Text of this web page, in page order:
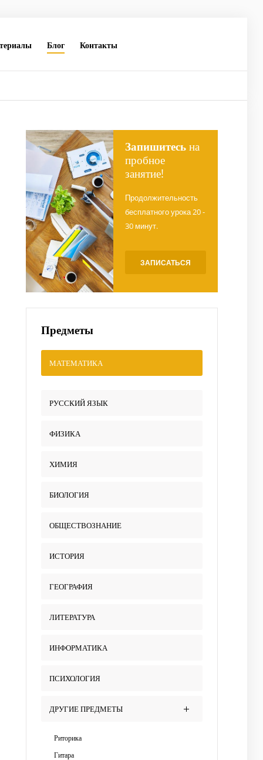
Блог Контакты
Запишитесьна
пробное
занятие!
Продолжительность
бесплатного урока 20 -
30 минут.
ЗАПИСАТЬСЯ
Предметы
МАТЕМАТИКА
РУССКИЙ ЯЗЫК
ФИЗИКА
ХИМИЯ
БИОЛОГИЯ
ОБЩЕСТВОЗНАНИЕ
ИСТОРИЯ
ГЕОГРАФИЯ
ЛИТЕРАТУРА
ИНФОРМАТИКА
ПСИХОЛОГИЯ
ДРУГИЕ ПРЕДМЕТЫ
Риторика
Гитара